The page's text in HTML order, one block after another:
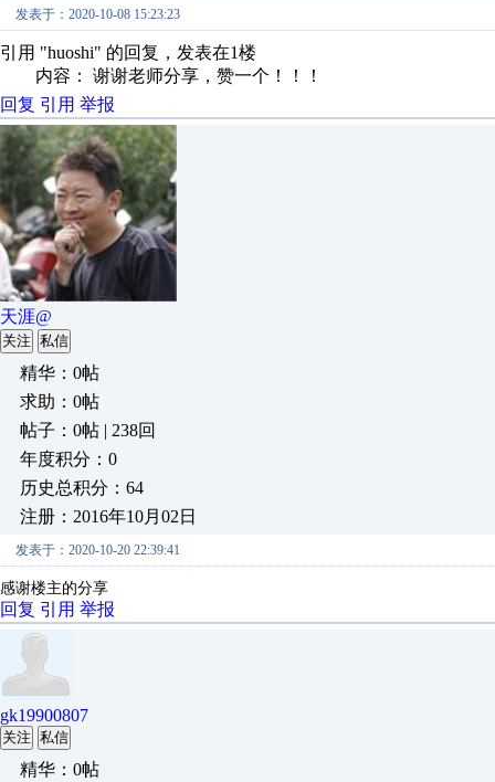
发表于：2020-10-08 15:23:23
引用 "huoshi" 的回复，发表在1楼
内容： 谢谢老师分享，赞一个！！！
回复 引用 举报
天涯@
关注 私信
精华：0帖
求助：0帖
帖子：0帖 | 238回
年度积分：0
历史总积分：64
注册：2016年10月02日
发表于：2020-10-20 22:39:41
感谢楼主的分享
回复 引用 举报
gk19900807
关注 私信
精华：0帖